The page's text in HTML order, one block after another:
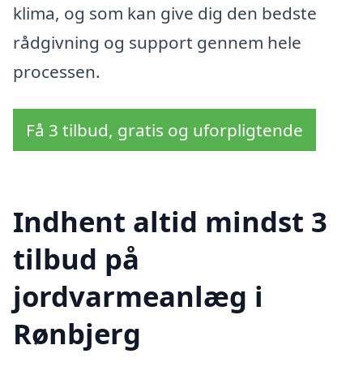
klima, og som kan give dig den bedste
rådgivning og support gennem hele
processen.
Få 3 tilbud, gratis og uforpligtende
Indhent altid mindst 3
tilbud på
jordvarmeanlæg i
Rønbjerg